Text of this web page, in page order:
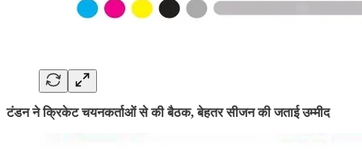
टंडन ने क्रिकेट चयनकर्ताओं से की बैठक, बेहतर सीजन की जताई उम्मीद